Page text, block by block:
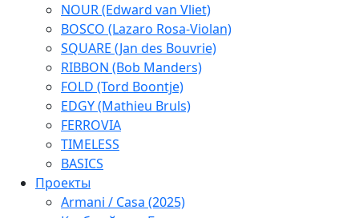
NOUR (Edward van Vliet)
BOSCO (Lazaro Rosa-Violan)
SQUARE (Jan des Bouvrie)
RIBBON (Bob Manders)
FOLD (Tord Boontje)
EDGY (Mathieu Bruls)
FERROVIA
TIMELESS
BASICS
Проекты
Armani / Casa (2025)